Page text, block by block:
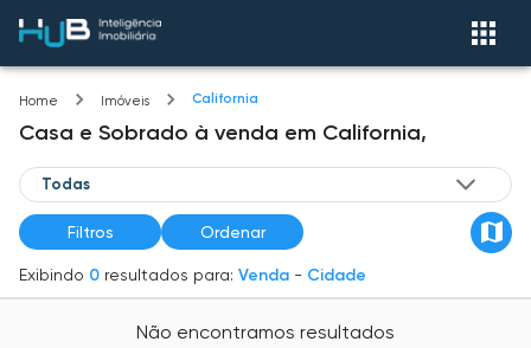
Home Imóveis California
Casa e Sobrado à venda em California,
Filtros Ordenar
Exibindo 0 resultados para: Venda - Cidade
Não encontramos resultados